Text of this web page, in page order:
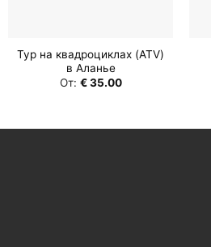
Тур на квадроциклах (ATV)
в Аланье
От: €35.00